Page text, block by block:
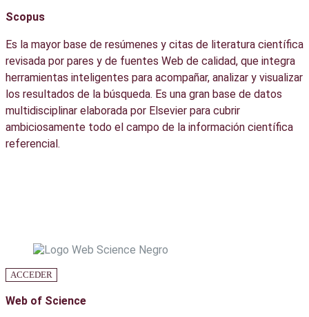
Scopus
Es la mayor base de resúmenes y citas de literatura científica
revisada por pares y de fuentes Web de calidad, que integra
herramientas inteligentes para acompañar, analizar y visualizar
los resultados de la búsqueda. Es una gran base de datos
multidisciplinar elaborada por Elsevier para cubrir
ambiciosamente todo el campo de la información científica
referencial.
ACCEDER
Web of Science